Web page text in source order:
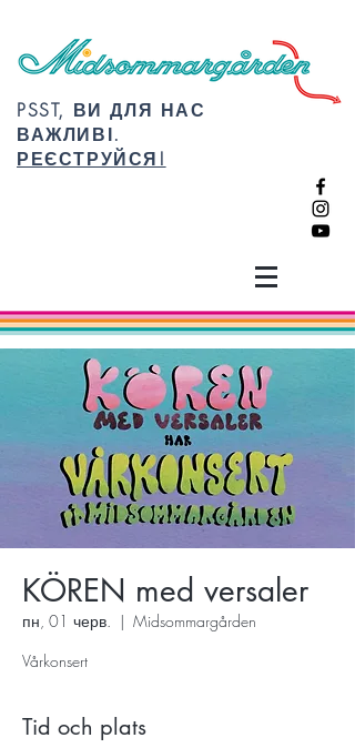
PSST, ВИ ДЛЯ НАС
ВАЖЛИВІ.
РЕЄСТРУЙСЯ!
KÖREN med versaler
пн, 01 черв.
  |
Midsommargården
Vårkonsert
Tid och plats